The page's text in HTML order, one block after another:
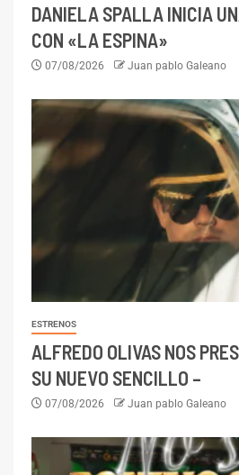
DANIELA SPALLA INICIA
CON «LA ESPINA»
07/08/2026 Juan pablo Galeano
ESTRENOS
ALFREDO OLIVAS NOS
SU NUEVO SENCILLO –
07/08/2026 Juan pablo Galeano